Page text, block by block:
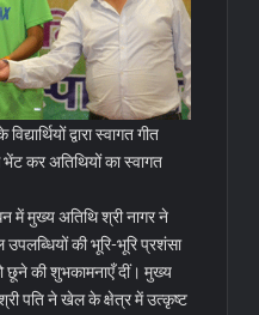
द्वारा स्वागत गीत
भेंट कर अतिथियों का स्वागत
में मुख्य अतिथि श्री नागर ने
उपलब्धियों की भूरि-भूरि प्रशंसा
की शुभकामनाएँ दीं। मुख्य
पति ने खेल के क्षेत्र में उत्कृष्ट